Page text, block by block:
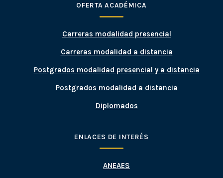
OFERTA ACADÉMICA
Carreras modalidad presencial
Carreras modalidad a distancia
Postgrados modalidad presencial y a distancia
Postgrados modalidad a distancia
Diplomados
ENLACES DE INTERÉS
ANEAES